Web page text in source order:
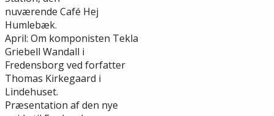
nuværende Café Hej
Humlebæk.
April: Om komponisten Tekla
Griebell Wandall i
Fredensborg ved forfatter
Thomas Kirkegaard i
Lindehuset.
Præsentation af den nye